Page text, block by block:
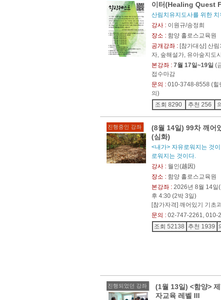
이터(Healing Quest
산림치유지도사를 위한
강사 : 이원규/송정희
장소 : 함양 홀로스교육원
공개강좌 : [참가대상] 산
자, 숲해설가, 유아숲지도
본강좌 :7월 17일~19일 (
접수마감
문의 :010-3748-8558 (힐
의)
조회 8290
추천 256
진행중인 강좌
(8월 14일) 99차 깨어
(심화)
<내가> 자유로워지는 것
로워지는 것이다.
강사 : 월인(越因)
장소 : 함양 홀로스교육원
본강좌 :2026년 8월 14일
후 4:30 (2박 3일)
[참가자격] 깨어있기 기초
문의 :02-747-2261, 010-
조회 52138
추천 1939
진행되었던 강좌
(1월 13일) <함양>
자교육 레벨 III